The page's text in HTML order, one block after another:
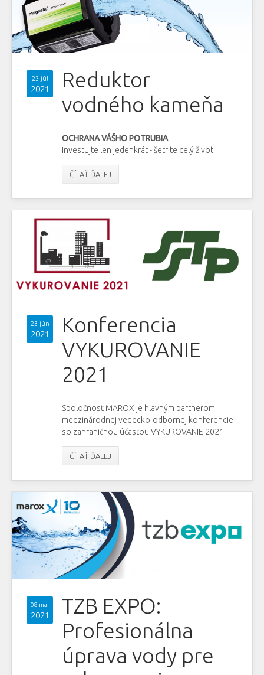
23 júl
2021
Reduktor
vodného kameňa
OCHRANA VÁŠHO POTRUBIA
Investujte len jedenkrát - šetrite celý život!
ČÍTAŤ ĎALEJ
23 jún
2021
Konferencia
VYKUROVANIE
2021
Spoločnosť MAROX je hlavným partnerom
medzinárodnej vedecko-odbornej konferencie
so zahraničnou účasťou VYKUROVANIE 2021.
ČÍTAŤ ĎALEJ
08 mar
2021
TZB EXPO:
Profesionálna
úprava vody pre